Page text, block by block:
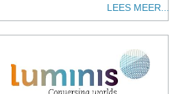
LEES MEER...